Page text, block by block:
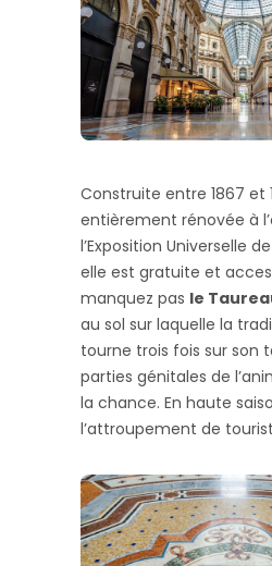
Construite entre 1867 et
entièrement rénovée à
l’Exposition Universelle
elle est gratuite et
manquez pas le
au sol sur laquelle la
tourne trois fois sur son
parties génitales de
la chance. En haute
l’attroupement de